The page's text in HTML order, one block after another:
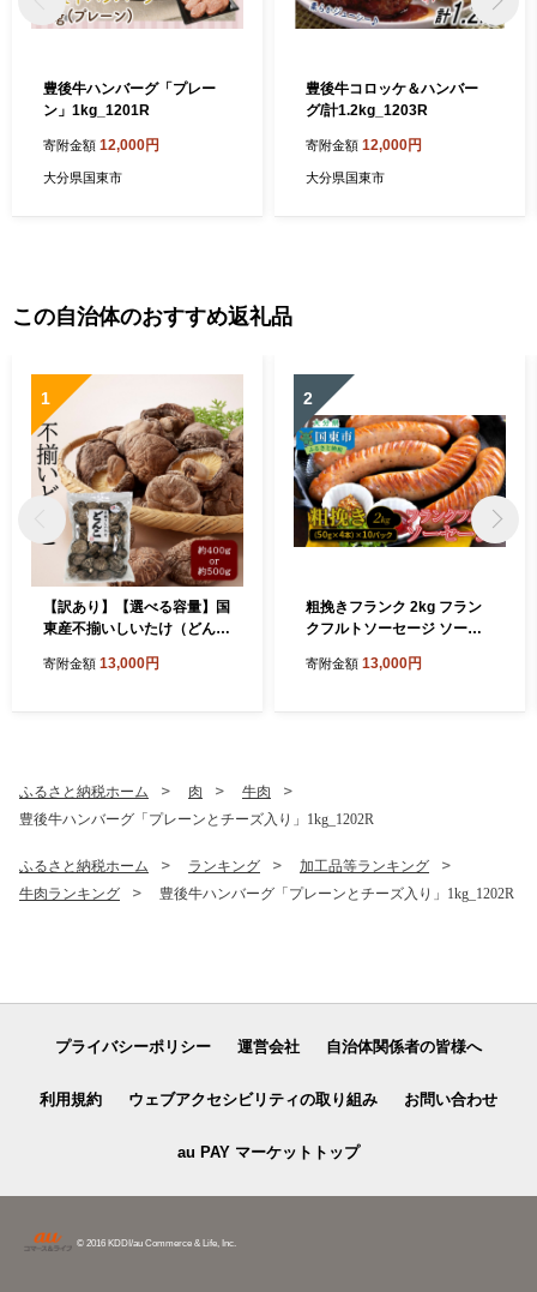
豊後牛ハンバーグ「プレー
ン」1kg_1201R
寄附金額 12,000円
大分県国東市
豊後牛コロッケ＆ハンバー
グ/計1.2kg_1203R
寄附金額 12,000円
大分県国東市
この自治体のおすすめ返礼品
1
【訳あり】【選べる容量】国
東産不揃いしいたけ（どん
寄附金額 13,000円
2
粗挽きフランク 2kg フラン
クフルトソーセージ ソーセ
豚 豚肉 鶏肉 旨味 おかず お
寄附金額 13,000円
ふるさと納税ホーム 肉
牛肉
豊後牛ハンバーグ「プレーンとチーズ入り」1kg_1202R
ふるさと納税ホーム ランキング
加工品等ランキング
牛肉ランキング
豊後牛ハンバーグ「プレーンとチーズ入り」1kg_1202R
プライバシーポリシー 運営会社 自治体関係者の皆様へ
利用規約 ウェブアクセシビリティの取り組み お問い合わせ
au PAY マーケットトップ
© 2016 KDDI/au Commerce & Life, Inc.